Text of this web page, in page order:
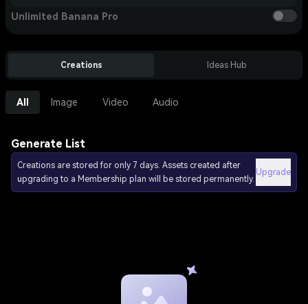
Unlimited Banana Pro
Creations Ideas Hub
All Image Video Audio
Generate List
Creations are stored for only 7 days. Assets created after
upgrading to a Membership plan will be stored permanently.
Upgrade